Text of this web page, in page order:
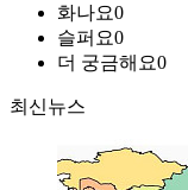
화나요0
슬퍼요0
더 궁금해요0
최신뉴스